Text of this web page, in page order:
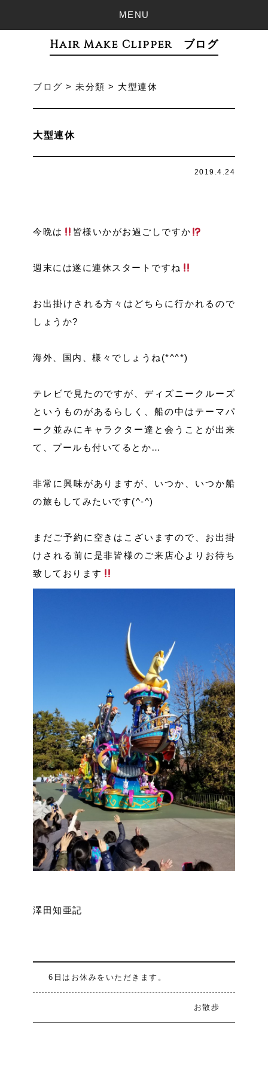
MENU
Hair Make Clipper ブログ
ブログ > 未分類 > 大型連休
大型連休
2019.4.24
今晩は 皆様いかがお過ごしですか
週末には遂に連休スタートですね
お出掛けされる方々はどちらに行かれるので
しょうか?
海外、国内、様々でしょうね(*^^*)
テレビで見たのですが、ディズニークルーズ
というものがあるらしく、船の中はテーマパ
ーク並みにキャラクター達と会うことが出来
て、プールも付いてるとか…
非常に興味がありますが、いつか、いつか船
の旅もしてみたいです(^-^)
まだご予約に空きはこざいますので、お出掛
けされる前に是非皆様のご来店心よりお待ち
致しております
澤田知亜記
6日はお休みをいただきます。
お散歩